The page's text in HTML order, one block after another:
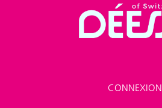
CONNEXION